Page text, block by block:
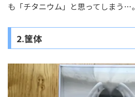
も「チタニウム」と思ってしまう…。
2.筐体